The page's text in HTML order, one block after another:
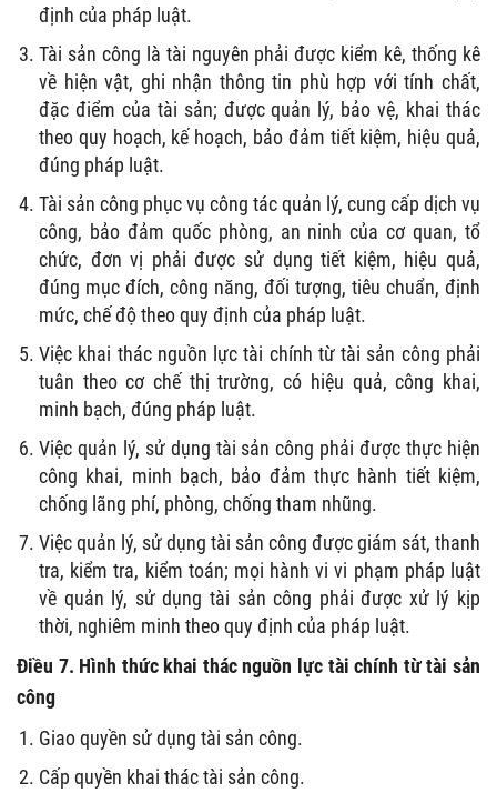
định của pháp luật.
Tài sản công là tài nguyên phải được kiểm kê, thống kê
về hiện vật, ghi nhận thông tin phù hợp với tính chất,
đặc điểm của tài sản; được quản lý, bảo vệ, khai thác
theo quy hoạch, kế hoạch, bảo đảm tiết kiệm, hiệu quả,
đúng pháp luật.
Tài sản công phục vụ công tác quản lý, cung cấp dịch vụ
công, bảo đảm quốc phòng, an ninh của cơ quan, tổ
chức, đơn vị phải được sử dụng tiết kiệm, hiệu quả,
đúng mục đích, công năng, đối tượng, tiêu chuẩn, định
mức, chế độ theo quy định của pháp luật.
Việc khai thác nguồn lực tài chính từ tài sản công phải
tuân theo cơ chế thị trường, có hiệu quả, công khai,
minh bạch, đúng pháp luật.
Việc quản lý, sử dụng tài sản công phải được thực hiện
công khai, minh bạch, bảo đảm thực hành tiết kiệm,
chống lãng phí, phòng, chống tham nhũng.
Việc quản lý, sử dụng tài sản công được giám sát, thanh
tra, kiểm tra, kiểm toán; mọi hành vi vi phạm pháp luật
về quản lý, sử dụng tài sản công phải được xử lý kịp
thời, nghiêm minh theo quy định của pháp luật.
Điều 7. Hình thức khai thác nguồn lực tài chính từ tài sản
công
Giao quyền sử dụng tài sản công.
Cấp quyền khai thác tài sản công.